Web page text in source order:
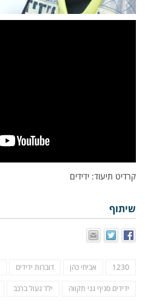
קרדיט תיעוד: ידידים
שיתוף
1230 אביחי כהן דוברות ידידים
ידידים סניף גני תקווה ילד נעול ברכב